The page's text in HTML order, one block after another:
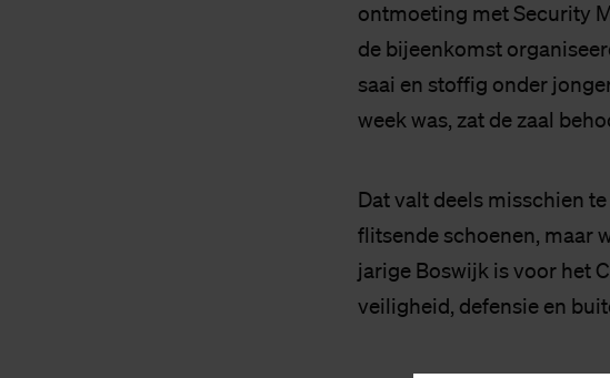
ontmoeting met Security
de bijeenkomst
saai en stoffig onder
week was, zat de zaal
Dat valt deels misschien
flitsende schoenen, maar
jarige Boswijk is voor het
veiligheid, defensie en